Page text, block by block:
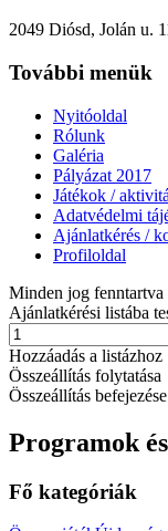
2049 Diósd, Jolán u.
További menük
Nyitóoldal
Rólunk
Galéria
Pályázat 2017
Játékok /
Adatvédelmi
Ajánlatkérés /
Profiloldal
Minden jog
Ajánlatkérési listába
Hozzáadás a listázhoz
Összeállítás folytatása
Összeállítás befejezése
Programok
Fő kategóriák